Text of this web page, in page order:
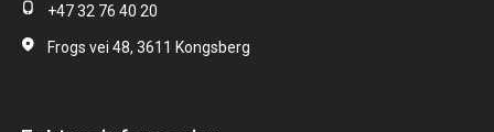
+47 32 76 40 20
Frogs vei 48, 3611 Kongsberg